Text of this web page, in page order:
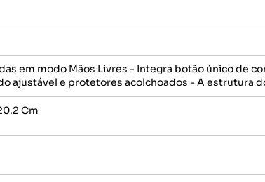
em modo Mãos Livres - Integra botão único de
ajustável e protetores acolchoados - A estrutura
Cm